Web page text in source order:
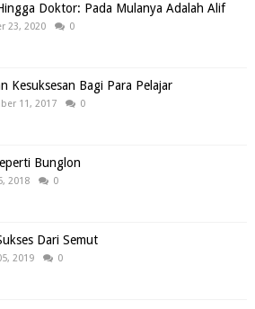
Doktor: Pada Mulanya Adalah Alif
23, 2020 0
Kesuksesan Bagi Para Pelajar
11, 2017 0
Bunglon
2018 0
Dari Semut
2019 0